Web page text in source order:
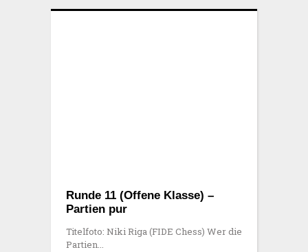
Runde 11 (Offene Klasse) –
Partien pur
Titelfoto: Niki Riga (FIDE Chess) Wer die
Partien